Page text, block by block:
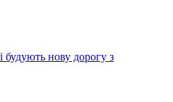
будують нову дорогу з